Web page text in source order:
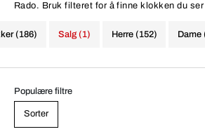
Rado. Bruk filteret for å finne klokken du ser
(186) Herre (152) Dame
Salg (1)
Populære filtre
Sorter